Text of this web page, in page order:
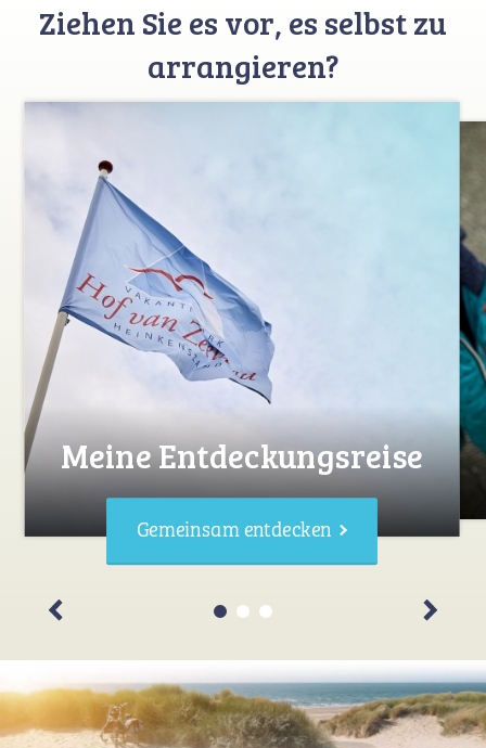
Ziehen Sie es vor, es selbst zu
arrangieren?
Meine Entdeckungsreise
Gemeinsam entdecken